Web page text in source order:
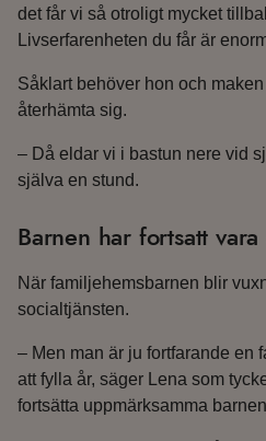
det får vi så otroligt mycket
Livserfarenheten du får är
Såklart behöver hon och
återhämta sig.
– Då eldar vi i bastun nere vid
själva en stund.
Barnen har fortsatt
När familjehemsbarnen blir
socialtjänsten.
– Men man är ju fortfarande en
att fylla år, säger Lena som
fortsätta uppmärksamma